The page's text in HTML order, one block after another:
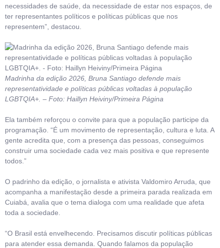
necessidades de saúde, da necessidade de estar nos espaços, de
ter representantes políticos e políticas públicas que nos
representem”, destacou.
Madrinha da edição 2026, Bruna Santiago defende mais
representatividade e políticas públicas voltadas à população
LGBTQIA+. – Foto: Haillyn Heiviny/Primeira Página
Ela também reforçou o convite para que a população participe da
programação. “É um movimento de representação, cultura e luta. A
gente acredita que, com a presença das pessoas, conseguimos
construir uma sociedade cada vez mais positiva e que represente
todos.”
O padrinho da edição, o jornalista e ativista Valdomiro Arruda, que
acompanha a manifestação desde a primeira parada realizada em
Cuiabá, avalia que o tema dialoga com uma realidade que afeta
toda a sociedade.
“O Brasil está envelhecendo. Precisamos discutir políticas públicas
para atender essa demanda. Quando falamos da população